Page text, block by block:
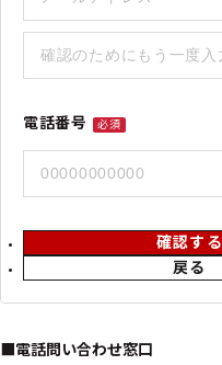
電話番号 必須
戻る
確認する
■電話問い合わせ窓口